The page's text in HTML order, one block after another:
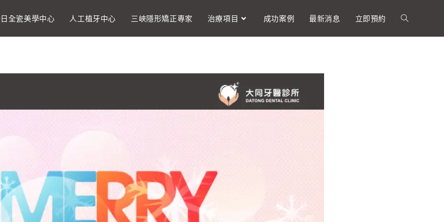
全瓷美學中心 人工植牙中心 三峽隱形矯正專家 治療項目 成功案例 最新消息 立即預約